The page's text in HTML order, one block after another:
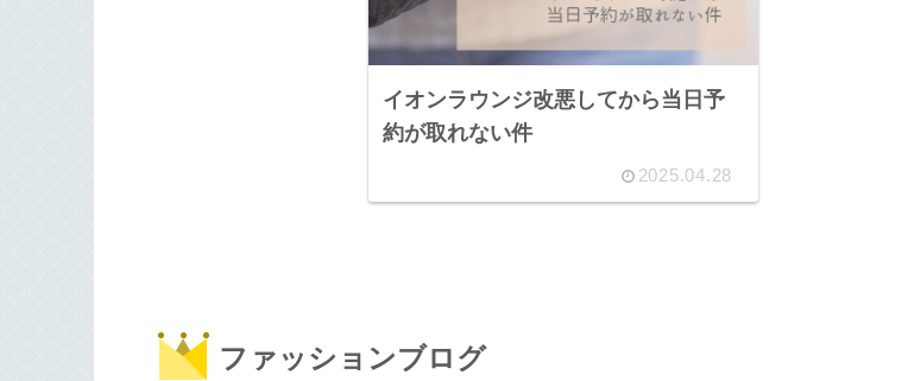
イオンラウンジ改悪してから当日予
約が取れない件
2025.04.28
ファッションブログ